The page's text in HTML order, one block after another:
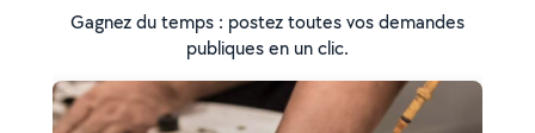
Gagnez du temps : postez toutes vos demandes
publiques en un clic.